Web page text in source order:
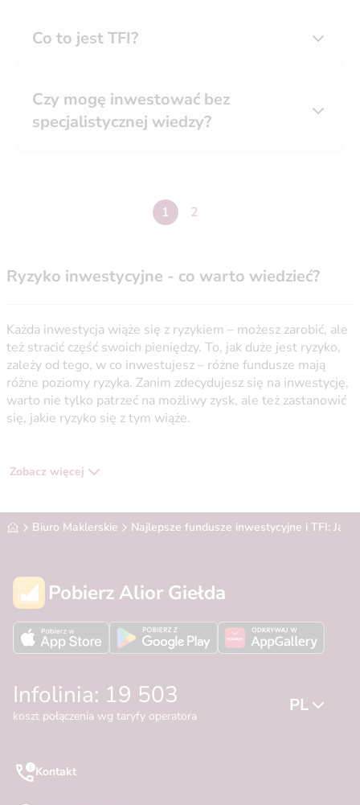
Co to jest TFI?
Czy mogę inwestować bez
specjalistycznej wiedzy?
strona
1 Następna strona
2
Ryzyko inwestycyjne - co warto wiedzieć?
Każda inwestycja wiąże się z ryzykiem – możesz zarobić, ale
też stracić część swoich pieniędzy. To, jak duże jest ryzyko,
zależy od tego, w co inwestujesz – różne fundusze mają
różne poziomy ryzyka. Zanim zdecydujesz się na inwestycję,
warto nie tylko patrzeć na możliwy zysk, ale też zastanowić
się, jakie ryzyko się z tym wiąże.
Zobacz więcej
Alior BankBiuro Maklerskie Najlepsze fundusze inwestycyjne i TFI: Jak
Pobierz Alior Giełda
Infolinia: 19 503
koszt połączenia wg taryfy operatora PL
Kontakt